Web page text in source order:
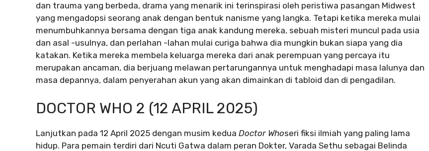
dan trauma yang berbeda, drama yang menarik ini terinspirasi oleh peristiwa pasangan Midwest
yang mengadopsi seorang anak dengan bentuk nanisme yang langka. Tetapi ketika mereka mulai
menumbuhkannya bersama dengan tiga anak kandung mereka, sebuah misteri muncul pada usia
dan asal -usulnya, dan perlahan -lahan mulai curiga bahwa dia mungkin bukan siapa yang dia
katakan. Ketika mereka membela keluarga mereka dari anak perempuan yang percaya itu
merupakan ancaman, dia berjuang melawan pertarungannya untuk menghadapi masa lalunya dan
masa depannya, dalam penyerahan akun yang akan dimainkan di tabloid dan di pengadilan.
DOCTOR WHO 2 (12 APRIL 2025)
Lanjutkan pada 12 April 2025 dengan musim kedua Doctor Whoseri fiksi ilmiah yang paling lama
hidup. Para pemain terdiri dari Ncuti Gatwa dalam peran Dokter, Varada Sethu sebagai Belinda